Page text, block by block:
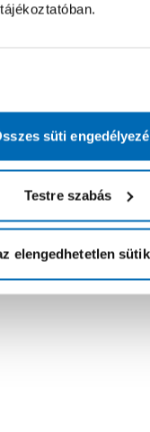
süti
Testre szabás
elengedhetetlen